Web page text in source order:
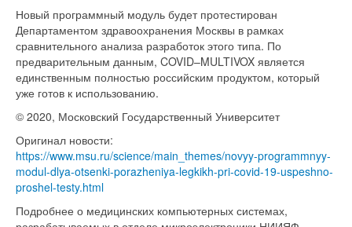
Новый программный модуль будет протестирован
Департаментом здравоохранения Москвы в рамках
сравнительного анализа разработок этого типа. По
предварительным данным, COVID–MULTIVOX является
единственным полностью российским продуктом, который
уже готов к использованию.
© 2020, Московский Государственный Университет
Оригинал новости:
https://www.msu.ru/science/main_themes/novyy-programmnyy-
modul-dlya-otsenki-porazheniya-legkikh-pri-covid-19-uspeshno-
proshel-testy.html
Подробнее о медицинских компьютерных системах,